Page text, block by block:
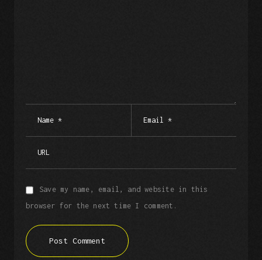
Save my name, email, and website in this
browser for the next time I comment.
Post Comment